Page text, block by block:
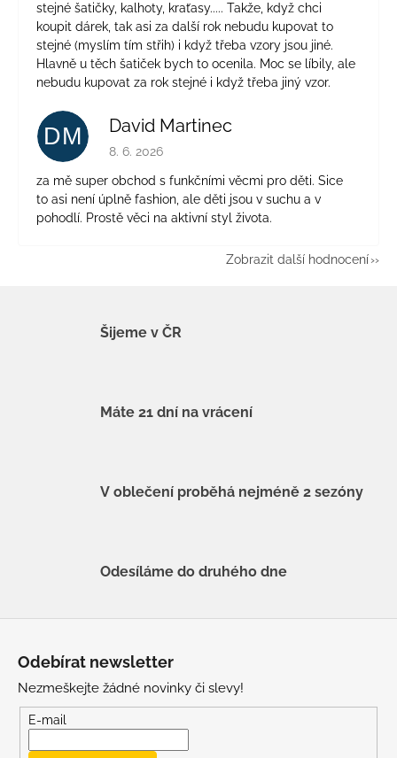
stejné šatičky, kalhoty, kraťasy..... Takže, když chci
koupit dárek, tak asi za další rok nebudu kupovat to
stejné (myslím tím střih) i když třeba vzory jsou jiné.
Hlavně u těch šatiček bych to ocenila. Moc se líbily, ale
nebudu kupovat za rok stejné i když třeba jiný vzor.
DM David Martinec
Hodnocení obchodu je 5 z 5 hvězdiček.
8. 6. 2026
za mě super obchod s funkčními věcmi pro děti. Sice
to asi není úplně fashion, ale děti jsou v suchu a v
pohodlí. Prostě věci na aktivní styl života.
Zobrazit další hodnocení
Šijeme v ČR
Máte 21 dní na vrácení
V oblečení proběhá nejméně 2 sezóny
Odesíláme do druhého dne
Odebírat newsletter
Nezmeškejte žádné novinky či slevy!
E-mail